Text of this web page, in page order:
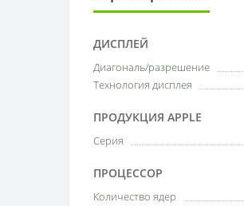
ДИСПЛЕЙ
Диагональ/разрешение
Технология дисплея
ПРОДУКЦИЯ APPLE
Серия
ПРОЦЕССОР
Количество ядер